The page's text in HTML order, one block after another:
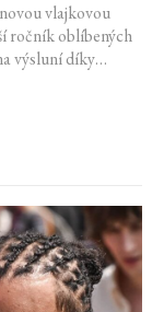
vlajkovou
ročník oblíbených
výsluní díky